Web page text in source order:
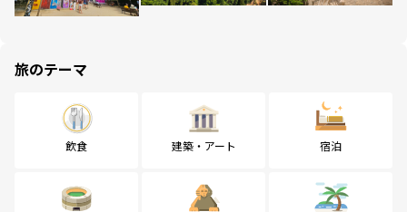
旅のテーマ
飲食 建築・アート 宿泊